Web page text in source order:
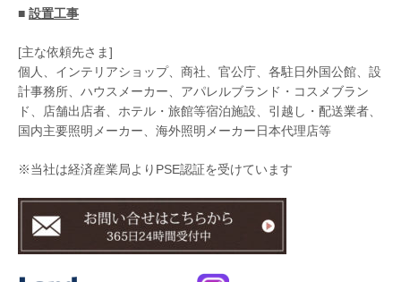
■ 設置工事
[主な依頼先さま]
個人、インテリアショップ、商社、官公庁、各駐日外国公館、設
計事務所、ハウスメーカー、アパレルブランド・コスメブラン
ド、店舗出店者、ホテル・旅館等宿泊施設、引越し・配送業者、
国内主要照明メーカー、海外照明メーカー日本代理店等
※当社は経済産業局よりPSE認証を受けています